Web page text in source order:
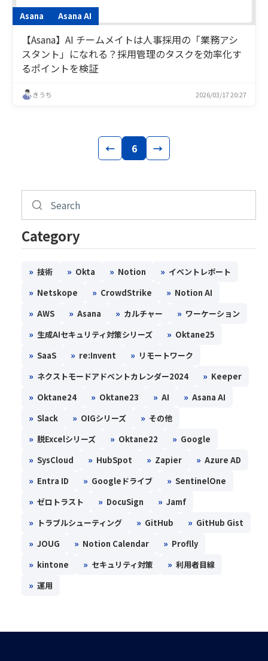
Asana Asana AI
【Asana】AI チームメイトは人事採用の「業務アシ
スタント」になれる？採用管理のタスクを効率化す
るポイントを検証
きうち 2026/03/17 20:27
← 6 →
Category
» 技術 » Okta » Notion » イベントレポート
» Netskope » CrowdStrike » Notion AI
» AWS » Asana » カルチャー » ワーケーション
» 生成AIセキュリティ対策シリーズ » Oktane25
» SaaS » re:Invent » リモートワーク
» ネクストモードアドベントカレンダー2024 » Keeper
» Oktane24 » Oktane23 » AI » Asana AI
» Slack » OIGシリーズ » その他
» 脱Excelシリーズ » Oktane22 » Google
» SysCloud » HubSpot » Zapier » Azure AD
» Entra ID » Googleドライブ » SentinelOne
» ゼロトラスト » DocuSign » Jamf
» トラブルシューティング » GitHub » GitHub Gist
» JOUG » Notion Calendar » Proflly
» kintone » セキュリティ対策 » 利用者目線
» 運用